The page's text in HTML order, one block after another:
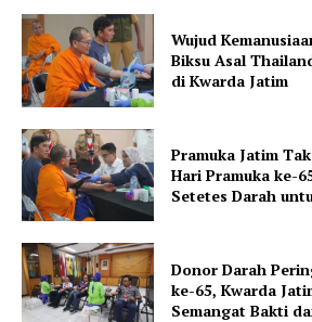
Wujud
Biksu Asal
di Kwarda Jatim
Pramuka Jatim
Hari Pramuka ke-
Setetes Darah
Donor Darah
ke-65, Kwarda
Semangat Bakti